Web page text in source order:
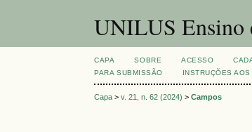
UNILUS Ensino
CAPA SOBRE ACESSO
PARA SUBMISSÃO
INSTRUÇÕES
Capa >v. 21, n. 62 (2024) >Campos